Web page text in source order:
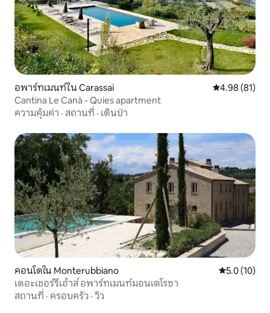
อพาร์ทเมนท์ใน Carassai คะแนนเฉลี่ย
4.98 (81)
Cantina Le Canà - Quies apartment
ความคุ้มค่า · สถานที่ · เดินป่า
คอนโดใน Monterubbiano คะแนนเฉลี่ย
5.0 (10)
เดอะเชอร์รี่เฮ้าส์ อพาร์ทเมนท์มอนเตโรซา
สถานที่ · ครอบครัว · วิว